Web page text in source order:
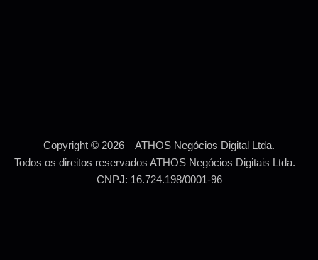
Copyright © 2026 – ATHOS Negócios Digital Ltda.
Todos os direitos reservados ATHOS Negócios Digitais Ltda. –
CNPJ: 16.724.198/0001-96